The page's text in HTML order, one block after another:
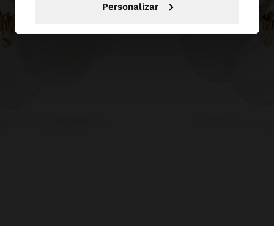
Personalizar